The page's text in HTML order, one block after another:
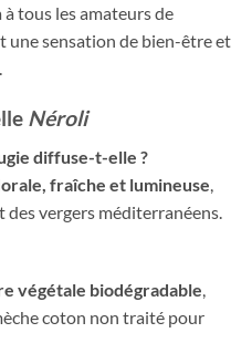
tous les amateurs de
une sensation de bien-être et
Néroli
diffuse-t-elle ?
fraîche et lumineuse
des vergers méditerranéens.
végétale biodégradable,
coton non traité pour